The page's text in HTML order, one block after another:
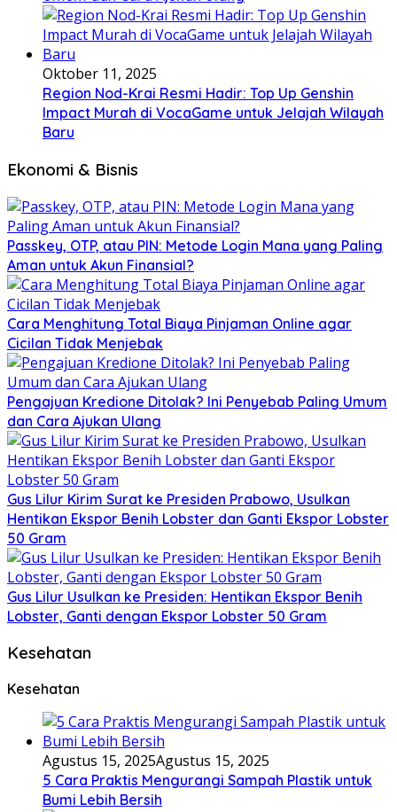
Oktober 11, 2025
Region Nod-Krai Resmi Hadir: Top Up Genshin
Impact Murah di VocaGame untuk Jelajah Wilayah
Baru
Ekonomi & Bisnis
Passkey, OTP, atau PIN: Metode Login Mana yang Paling
Aman untuk Akun Finansial?
Cara Menghitung Total Biaya Pinjaman Online agar
Cicilan Tidak Menjebak
Pengajuan Kredione Ditolak? Ini Penyebab Paling Umum
dan Cara Ajukan Ulang
Gus Lilur Kirim Surat ke Presiden Prabowo, Usulkan
Hentikan Ekspor Benih Lobster dan Ganti Ekspor Lobster
50 Gram
Gus Lilur Usulkan ke Presiden: Hentikan Ekspor Benih
Lobster, Ganti dengan Ekspor Lobster 50 Gram
Kesehatan
Kesehatan
Agustus 15, 2025Agustus 15, 2025
5 Cara Praktis Mengurangi Sampah Plastik untuk
Bumi Lebih Bersih